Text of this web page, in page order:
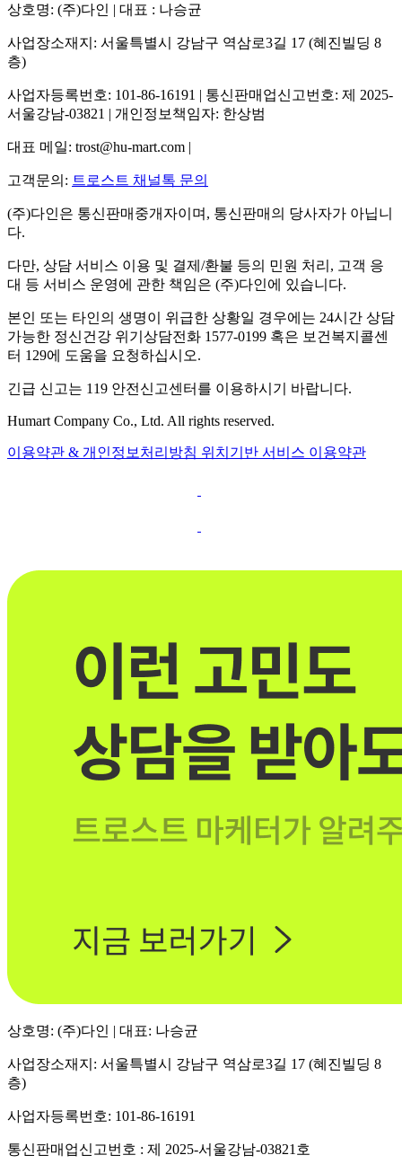
상호명: (주)다인 | 대표 : 나승균
사업장소재지: 서울특별시 강남구 역삼로3길 17 (혜진빌딩 8
층)
사업자등록번호: 101-86-16191 | 통신판매업신고번호: 제 2025-
서울강남-03821 | 개인정보책임자: 한상범
대표 메일: trost@hu-mart.com |
고객문의: 트로스트 채널톡 문의
(주)다인은 통신판매중개자이며, 통신판매의 당사자가 아닙니
다.
다만, 상담 서비스 이용 및 결제/환불 등의 민원 처리, 고객 응
대 등 서비스 운영에 관한 책임은 (주)다인에 있습니다.
본인 또는 타인의 생명이 위급한 상황일 경우에는 24시간 상담
가능한 정신건강 위기상담전화 1577-0199 혹은 보건복지콜센
터 129에 도움을 요청하십시오.
긴급 신고는 119 안전신고센터를 이용하시기 바랍니다.
Humart Company Co., Ltd. All rights reserved.
이용약관 & 개인정보처리방침 위치기반 서비스 이용약관
상호명: (주)다인 | 대표: 나승균
사업장소재지: 서울특별시 강남구 역삼로3길 17 (혜진빌딩 8
층)
사업자등록번호: 101-86-16191
통신판매업신고번호 : 제 2025-서울강남-03821호